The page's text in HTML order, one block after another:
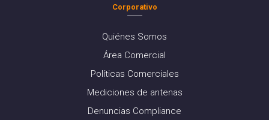
Corporativo
Quiénes Somos
Área Comercial
Políticas Comerciales
Mediciones de antenas
Denuncias Compliance